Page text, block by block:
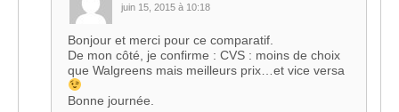
juin 15, 2015 à 10:18
Bonjour et merci pour ce comparatif.
De mon côté, je confirme : CVS : moins de choix
que Walgreens mais meilleurs prix…et vice versa
Bonne journée.